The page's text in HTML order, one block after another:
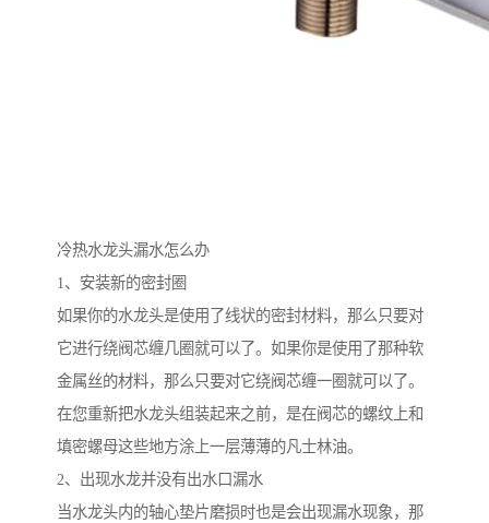
冷热水龙头漏水怎么办
1、安装新的密封圈
如果你的水龙头是使用了线状的密封材料，那么只要对
它进行绕阀芯缠几圈就可以了。如果你是使用了那种软
金属丝的材料，那么只要对它绕阀芯缠一圈就可以了。
在您重新把水龙头组装起来之前，是在阀芯的螺纹上和
填密螺母这些地方涂上一层薄薄的凡士林油。
2、出现水龙并没有出水口漏水
当水龙头内的轴心垫片磨损时也是会出现漏水现象，那